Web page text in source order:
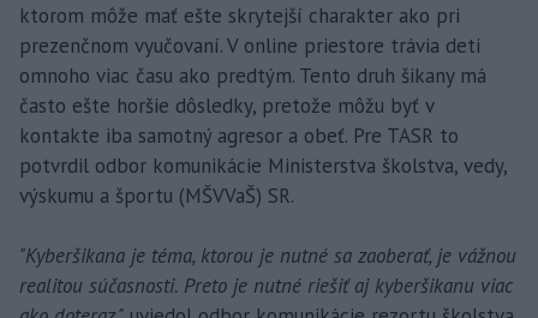
ktorom môže mať ešte skrytejší charakter ako pri
prezenčnom vyučovaní. V online priestore trávia deti
omnoho viac času ako predtým. Tento druh šikany má
často ešte horšie dôsledky, pretože môžu byť v
kontakte iba samotný agresor a obeť. Pre TASR to
potvrdil odbor komunikácie Ministerstva školstva, vedy,
výskumu a športu (MŠVVaŠ) SR.
"Kyberšikana je téma, ktorou je nutné sa zaoberať, je vážnou
realitou súčasnosti. Preto je nutné riešiť aj kyberšikanu viac